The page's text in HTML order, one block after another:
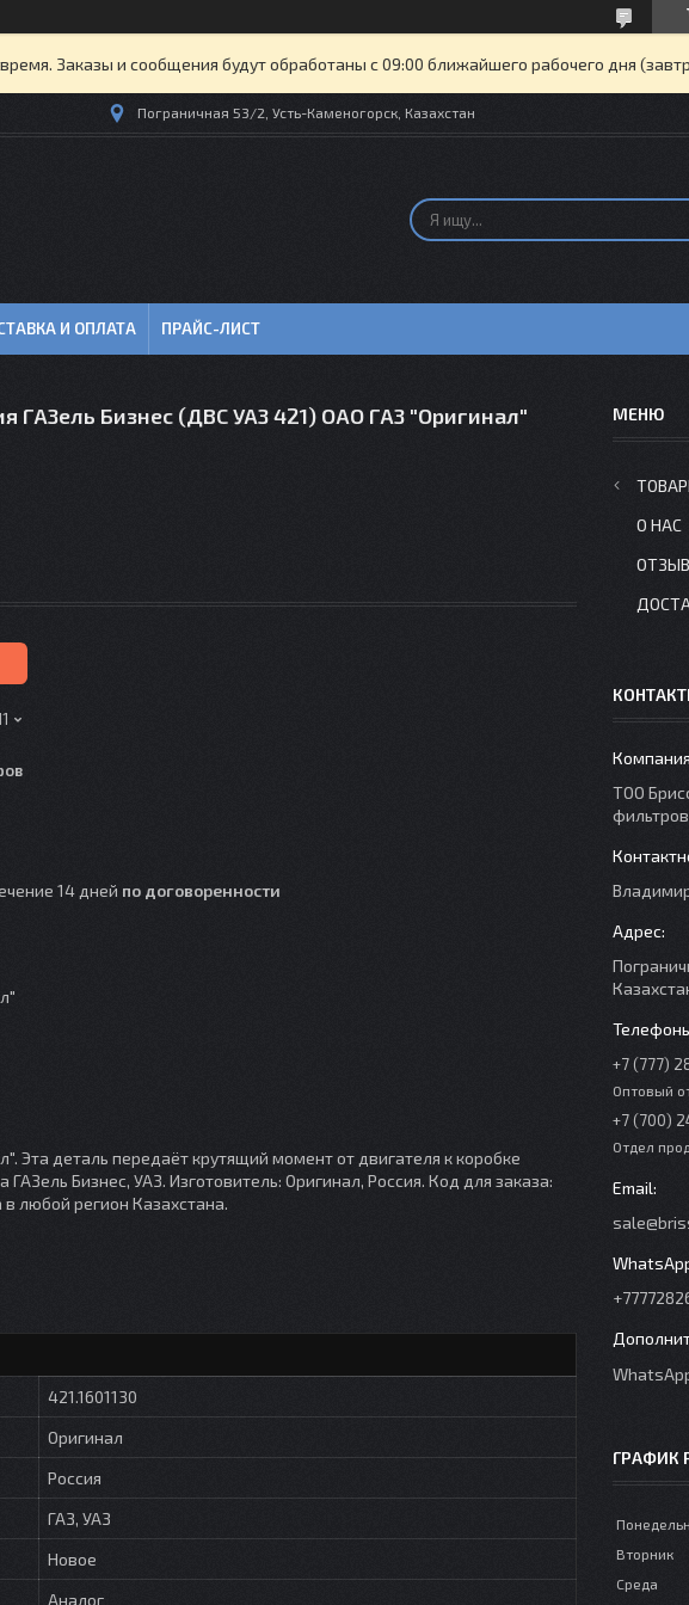
Заказы и сообщения будут обработаны с 09:00 ближайшего рабочего дня
Пограничная 53/2, Усть-Каменогорск, Казахстан
И ОПЛАТА ПРАЙС-ЛИСТ
ГАЗель Бизнес (ДВС УАЗ 421) ОАО ГАЗ "Оригинал"
14 дней по договоренности
Эта деталь передаёт крутящий момент от двигателя к коробке
Бизнес, УАЗ. Изготовитель: Оригинал, Россия. Код для заказа:
в любой регион Казахстана.
421.1601130
Оригинал
Россия
ГАЗ, УАЗ
Новое
Аналог
О НАС
ТОО
фильтров
+7 (777)
Оптовый
+7 (700)
Отдел
ГРАФИК
Вторник
Среда